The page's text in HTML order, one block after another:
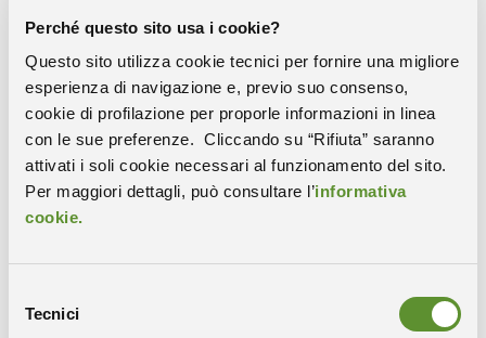
Perché questo sito usa i cookie?
Questo sito utilizza cookie tecnici per fornire una migliore
esperienza di navigazione e, previo suo consenso,
cookie di profilazione per proporle informazioni in linea
con le sue preferenze. Cliccando su “Rifiuta” saranno
attivati i soli cookie necessari al funzionamento del sito.
Per maggiori dettagli, può consultare l’informativa
cookie.
delTecnici
questo sia il risultato più importante di Mario
Fragiacomo, co-fondatore di PICOSATS, e mio che
abbiamo costruito e dato un solido lavoro a tutti loro. A
questo ovviamente si aggiunga la tecnologia, che per
lavorare sempre all’avanguardia nel settore Spazio, è
estremamente costosa. E per raggiungere tutto questo,
ringrazio i fondi di investimento, Liftt, Progress Tech
Transfer e Galaxia, e tutti i nostri soci, che hanno
10 anni fa mi ha convinto a iniziare PICOSATS, Area
Science Park e il Polo Tecnologico Alto Adriatico,